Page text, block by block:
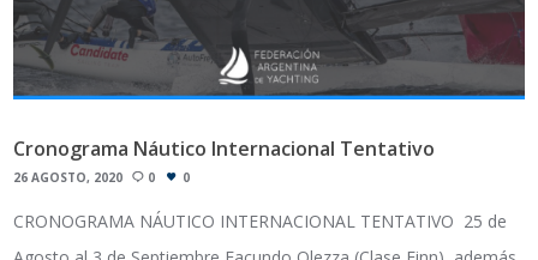
Cronograma Náutico Internacional Tentativo
26 AGOSTO, 2020 0 0
CRONOGRAMA NÁUTICO INTERNACIONAL TENTATIVO 25 de